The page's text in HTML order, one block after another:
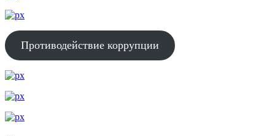
Противодействие коррупции